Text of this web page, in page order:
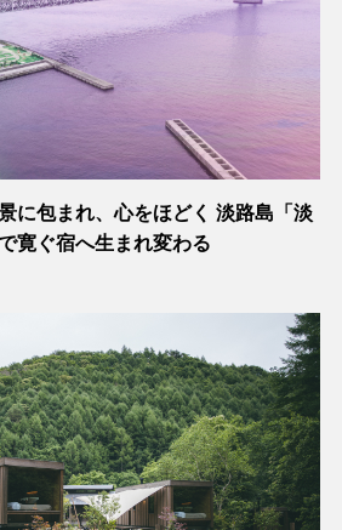
に包まれ、心をほどく 淡路島「淡
寛ぐ宿へ生まれ変わる